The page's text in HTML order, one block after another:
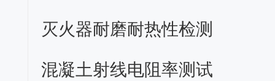
灭火器耐磨耐热性检测
混凝土射线电阻率测试